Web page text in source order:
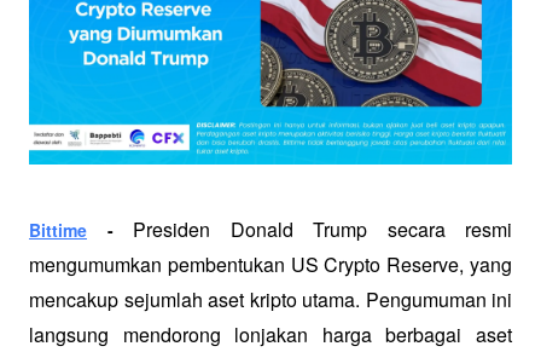
Bittime - Presiden Donald Trump secara resmi
mengumumkan pembentukan US Crypto Reserve, yang
mencakup sejumlah aset kripto utama. Pengumuman ini
langsung mendorong lonjakan harga berbagai aset